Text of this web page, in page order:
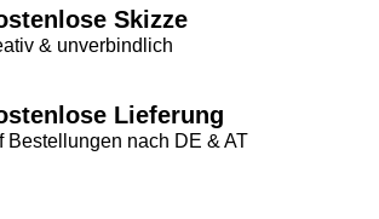
Skizze
& unverbindlich
Lieferung
Bestellungen nach DE & AT